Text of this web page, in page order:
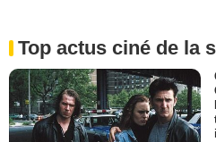
Top actus ciné de la